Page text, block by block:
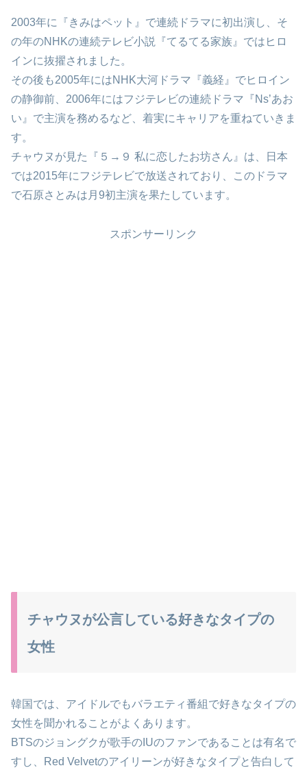
2003年に『きみはペット』で連続ドラマに初出演し、そ
の年のNHKの連続テレビ小説『てるてる家族』ではヒロ
インに抜擢されました。
その後も2005年にはNHK大河ドラマ『義経』でヒロイン
の静御前、2006年にはフジテレビの連続ドラマ『Ns’あお
い』で主演を務めるなど、着実にキャリアを重ねていきま
す。
チャウヌが見た『５→９ 私に恋したお坊さん』は、日本
では2015年にフジテレビで放送されており、このドラマ
で石原さとみは月9初主演を果たしています。
スポンサーリンク
チャウヌが公言している好きなタイプの
女性
韓国では、アイドルでもバラエティ番組で好きなタイプの
女性を聞かれることがよくあります。
BTSのジョングクが歌手のIUのファンであることは有名で
すし、Red Velvetのアイリーンが好きなタイプと告白して